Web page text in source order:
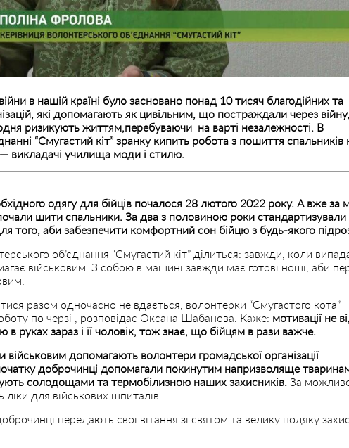
в нашій країні було засновано понад 10 тисяч благодійних та
які допомагають як цивільним, що постраждали через війну,
ризикують життям,перебуваючи на варті незалежності. В
“Смугастий кіт” зранку кипить робота з пошиття спальників
училища моди і стилю.
одягу для бійців почалося 28 лютого 2022 року. А вже за
шити спальники. За два з половиною роки стандартизували
того, аби забезпечити комфортний сон бійцю з будь-якого
об’єднання “Смугастий кіт” ділиться: завжди, коли
військовим. З собою в машині завжди має готові ноші, аби
разом одночасно не вдається, волонтерки “Смугастого кота”
по черзі , розповідає Оксана Шабанова. Каже: мотивації не
в руках зараз і її чоловік, тож знає, що бійцям в рази важче.
допомагають волонтери громадської організації
доброчинці допомагали покинутим напризволяще
солодощами та термобілизною наших захисників. За
для військових шпиталів.
передають свої вітання зі святом та велику подяку